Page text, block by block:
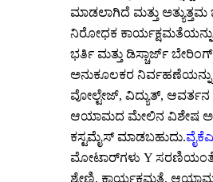
ಮಾಡಲಾಗಿದೆ ಮತ್ತು
ನಿರೋಧಕ ಕಾರ್ಯಕ್ಷಮತೆಯನ್ನು
ಭರ್ತಿ ಮತ್ತು ಡಿಸ್ಚಾರ್ಜ್
ಅನುಕೂಲಕರ ನಿರ್ವಹಣೆಯನ್ನು
ವೋಲ್ಟೇಜ್, ವಿದ್ಯುತ್,
ಆಯಾಮದ ಮೇಲಿನ ವಿಶೇಷ
ಕಸ್ಟಮೈಸ್ ಮಾಡಬಹುದು.
ಮೋಟಾರ್‌ಗಳು Y
ಶ್ರೇಣಿ, ಕಾರ್ಯಕ್ಷಮತೆ,